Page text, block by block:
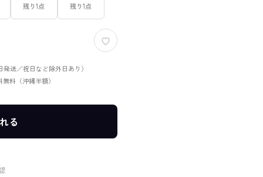
残り1点 残り1点
送／祝日など除外日あり）
料（沖縄半額）
る